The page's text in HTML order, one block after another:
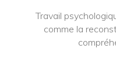
Travail
comme la